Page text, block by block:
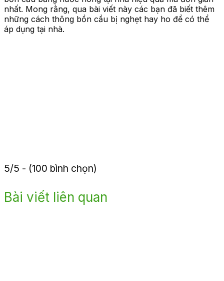
nhất. Mong rằng, qua bài viết này các bạn đã biết thêm
những cách thông bồn cầu bị nghẹt hay ho để có thể
áp dụng tại nhà.
5/5 - (100 bình chọn)
Bài viết liên quan